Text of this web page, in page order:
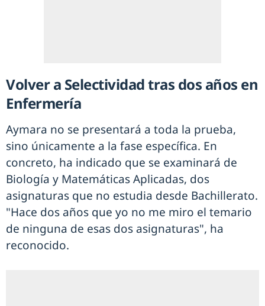
Volver a Selectividad tras dos años en
Enfermería
Aymara no se presentará a toda la prueba,
sino únicamente a la fase específica. En
concreto, ha indicado que se examinará de
Biología y Matemáticas Aplicadas, dos
asignaturas que no estudia desde Bachillerato.
"Hace dos años que yo no me miro el temario
de ninguna de esas dos asignaturas", ha
reconocido.